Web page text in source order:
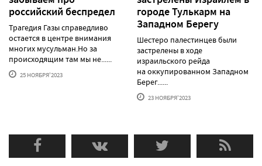
российский беспредел
Трагедия Газы справедливо
остается в центре внимания
многих мусульман.Но за
происходящим там мы не......
25 НОЯБРЯ'2023
городе Тулькарм на
Западном Берегу
Шестеро палестинцев были
застрелены в ходе
израильского рейда
на оккупированном Западном
Берег......
23 НОЯБРЯ'2023